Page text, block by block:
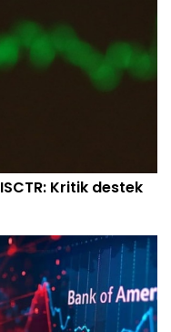
ISCTR: Kritik destek